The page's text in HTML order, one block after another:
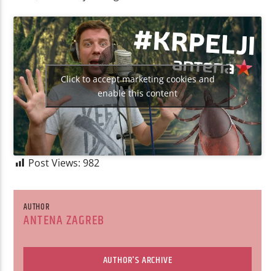
Click to accept marketing cookies and
enable this content
Post Views: 982
AUTHOR
ANTENA ZAGREB
AUTHOR'S ARCHIVE